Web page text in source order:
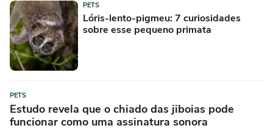
PETS
Lóris-lento-pigmeu: 7 curiosidades
sobre esse pequeno primata
PETS
Estudo revela que o chiado das jiboias pode
funcionar como uma assinatura sonora